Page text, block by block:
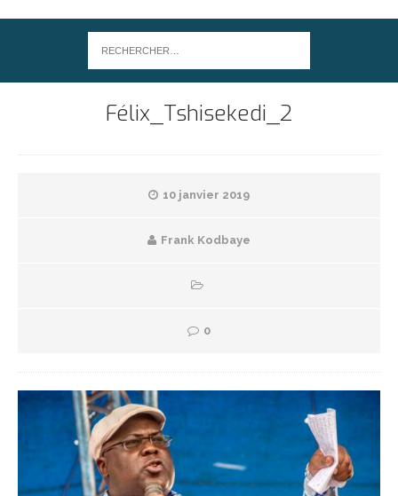
Félix_Tshisekedi_2
10 janvier 2019
Frank Kodbaye
0